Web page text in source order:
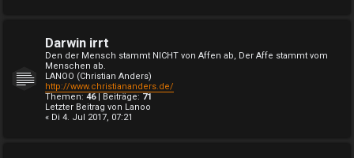
Darwin irrt
Den der Mensch stammt NICHT von Affen ab, Der Affe stammt vom
Menschen ab.
LANOO (Christian Anders)
http://www.christiananders.de/
Themen: 46| Beiträge: 71
Letzter Beitrag von Lanoo
« Di 4. Jul 2017, 07:21